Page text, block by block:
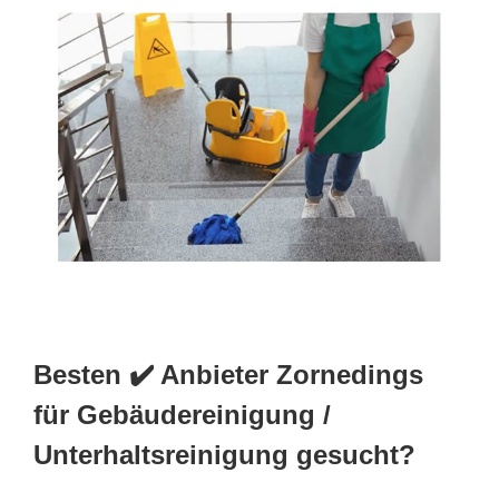
Besten ✔️ Anbieter Zornedings
für Gebäudereinigung /
Unterhaltsreinigung gesucht?